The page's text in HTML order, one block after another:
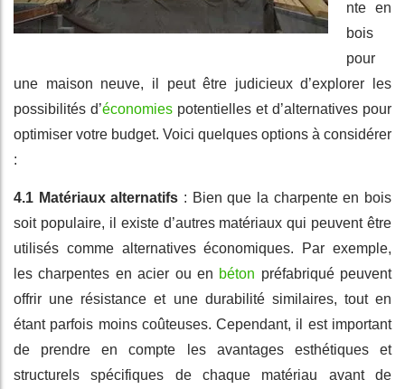
nte en
bois
pour
une maison neuve, il peut être judicieux d’explorer les
possibilités d’économies potentielles et d’alternatives pour
optimiser votre budget. Voici quelques options à considérer
:
4.1 Matériaux alternatifs : Bien que la charpente en bois
soit populaire, il existe d’autres matériaux qui peuvent être
utilisés comme alternatives économiques. Par exemple,
les charpentes en acier ou en béton préfabriqué peuvent
offrir une résistance et une durabilité similaires, tout en
étant parfois moins coûteuses. Cependant, il est important
de prendre en compte les avantages esthétiques et
structurels spécifiques de chaque matériau avant de